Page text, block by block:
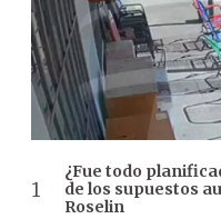
¿Fue todo
de los supuestos
Roselin